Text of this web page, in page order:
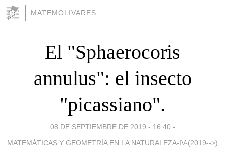
MATEMOLIVARES
El "Sphaerocoris
annulus": el insecto
"picassiano".
08 DE SEPTIEMBRE DE 2019 - 16:40 -
MATEMÁTICAS Y GEOMETRÍA EN LA NATURALEZA-IV-(2019-->)